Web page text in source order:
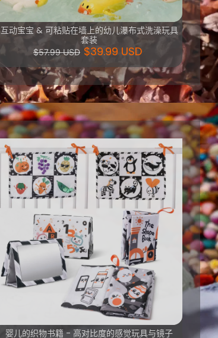
互动宝宝 & 可粘贴在墙上的幼儿瀑布式洗澡玩具
套装
$57.99 USD $39.99 USD
婴儿的织物书籍 - 高对比度的感觉玩具与镜子